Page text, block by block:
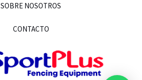
SOBRE NOSOTROS
CONTACTO